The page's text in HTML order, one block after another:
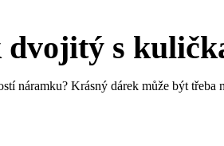
s
náramku? Krásný dárek může být